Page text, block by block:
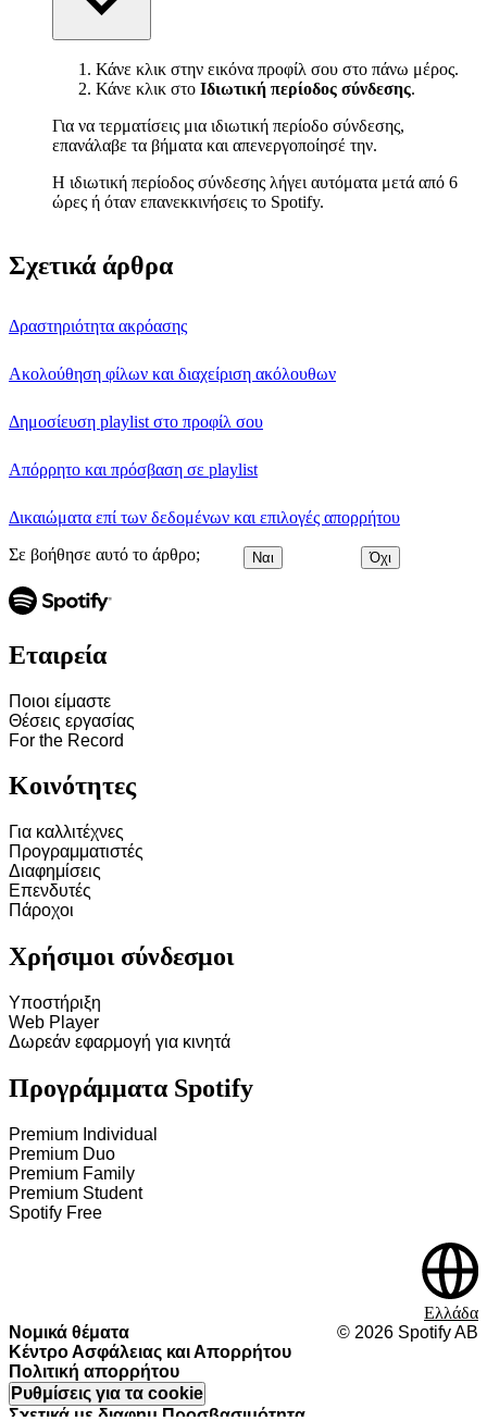
Κάνε κλικ στην εικόνα προφίλ σου στο πάνω μέρος.
Κάνε κλικ στο Ιδιωτική περίοδος σύνδεσης.
Για να τερματίσεις μια ιδιωτική περίοδο σύνδεσης,
επανάλαβε τα βήματα και απενεργοποίησέ την.
Η ιδιωτική περίοδος σύνδεσης λήγει αυτόματα μετά από 6
ώρες ή όταν επανεκκινήσεις το Spotify.
Σχετικά άρθρα
Δραστηριότητα ακρόασης
Ακολούθηση φίλων και διαχείριση ακόλουθων
Δημοσίευση playlist στο προφίλ σου
Απόρρητο και πρόσβαση σε playlist
Δικαιώματα επί των δεδομένων και επιλογές απορρήτου
Σε βοήθησε αυτό το άρθρο; Ναι Όχι
Εταιρεία
Ποιοι είμαστε
Θέσεις εργασίας
For the Record
Κοινότητες
Για καλλιτέχνες
Προγραμματιστές
Διαφημίσεις
Επενδυτές
Πάροχοι
Χρήσιμοι σύνδεσμοι
Υποστήριξη
Web Player
Δωρεάν εφαρμογή για κινητά
Προγράμματα Spotify
Premium Individual
Premium Duo
Premium Family
Premium Student
Spotify Free
Νομικά θέματα
Κέντρο Ασφάλειας και Απορρήτου
Πολιτική απορρήτου
Ρυθμίσεις για τα cookie
Σχετικά με διαφημ. Προσβασιμότητα
© 2026 Spotify AB
Ελλάδα